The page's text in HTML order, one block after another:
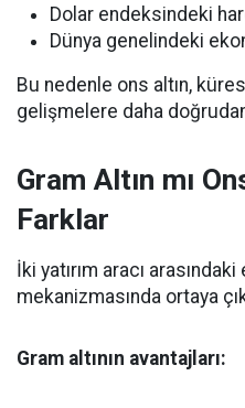
Dolar endeksindeki
Dünya genelindeki
Bu nedenle ons altın,
gelişmelere daha
Gram Altın mı
Farklar
İki yatırım aracı
mekanizmasında ortaya
Gram altının avantajları: